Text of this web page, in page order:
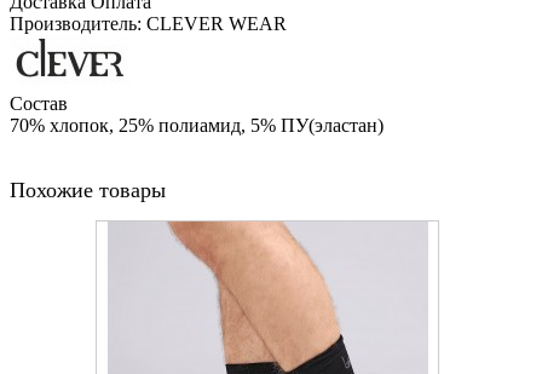
Производитель: CLEVER WEAR
Состав
70% хлопок, 25% полиамид, 5% ПУ(эластан)
Похожие товары